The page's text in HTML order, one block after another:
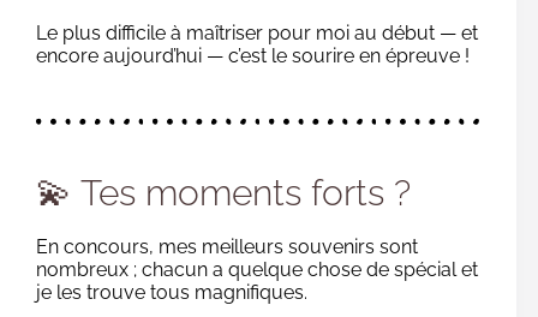
Le plus difficile à maîtriser pour moi au début — et
encore aujourd’hui — c’est le sourire en épreuve !
💫 Tes moments forts ?
En concours, mes meilleurs souvenirs sont
nombreux ; chacun a quelque chose de spécial et
je les trouve tous magnifiques.